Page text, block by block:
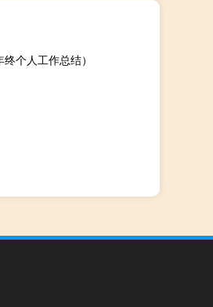
个人工作总结）